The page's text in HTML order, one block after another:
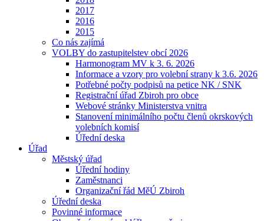
2017
2016
2015
Co nás zajímá
VOLBY do zastupitelstev obcí 2026
Harmonogram MV k 3. 6. 2026
Informace a vzory pro volební strany k 3.6. 2026
Potřebné počty podpisů na petice NK / SNK
Registrační úřad Zbiroh pro obce
Webové stránky Ministerstva vnitra
Stanovení minimálního počtu členů okrskových
volebních komisí
Úřední deska
Úřad
Městský úřad
Úřední hodiny
Zaměstnanci
Organizační řád MěÚ Zbiroh
Úřední deska
Povinné informace